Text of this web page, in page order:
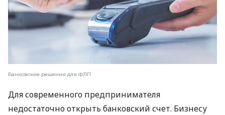
Банковские решения для ФЛП
Для современного предпринимателя
недостаточно открыть банковский счет. Бизнесу